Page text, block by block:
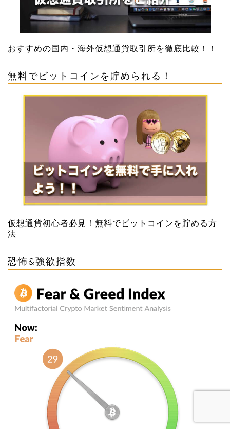
おすすめの国内・海外仮想通貨取引所を徹底比較！！
無料でビットコインを貯められる！
仮想通貨初心者必見！無料でビットコインを貯める方
法
恐怖&強欲指数